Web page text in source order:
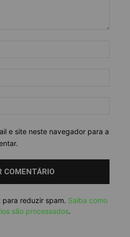
e site neste navegador para a
para reduzir spam. Saiba como
são processados.